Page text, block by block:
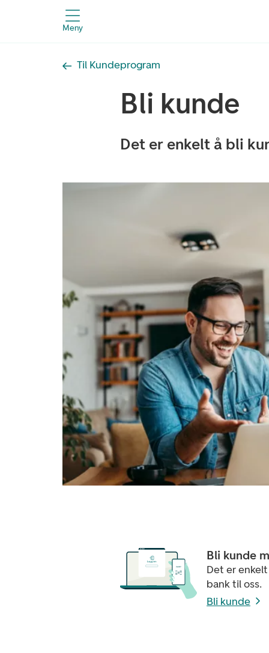
Meny
Til Kundeprogram
Bli kunde
Det er enkelt å bli
Bli kunde
Det er
bank til oss.
Bli kunde